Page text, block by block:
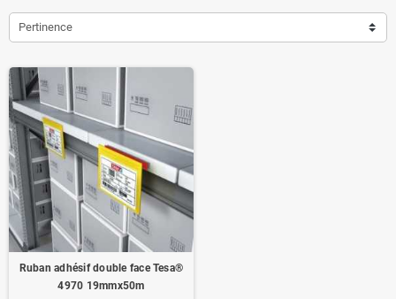
Pertinence
Ruban adhésif double face Tesa®
4970 19mmx50m